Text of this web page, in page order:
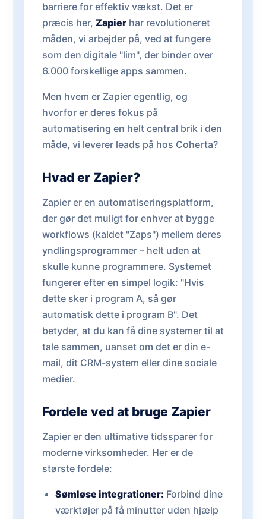
barriere for effektiv vækst. Det er
præcis her, Zapier har revolutioneret
måden, vi arbejder på, ved at fungere
som den digitale "lim", der binder over
6.000 forskellige apps sammen.
Men hvem er Zapier egentlig, og
hvorfor er deres fokus på
automatisering en helt central brik i den
måde, vi leverer leads på hos Coherta?
Hvad er Zapier?
Zapier er en automatiseringsplatform,
der gør det muligt for enhver at bygge
workflows (kaldet "Zaps") mellem deres
yndlingsprogrammer – helt uden at
skulle kunne programmere. Systemet
fungerer efter en simpel logik: "Hvis
dette sker i program A, så gør
automatisk dette i program B". Det
betyder, at du kan få dine systemer til at
tale sammen, uanset om det er din e-
mail, dit CRM-system eller dine sociale
medier.
Fordele ved at bruge Zapier
Zapier er den ultimative tidssparer for
moderne virksomheder. Her er de
største fordele:
Sømløse integrationer: Forbind dine
værktøjer på få minutter uden hjælp